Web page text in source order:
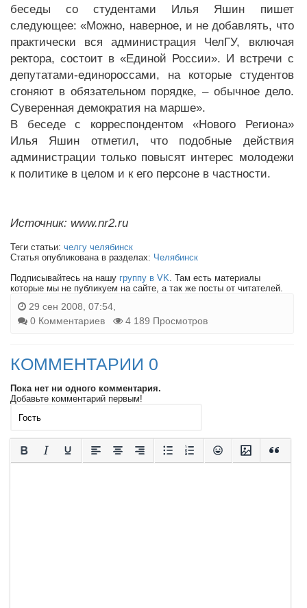
беседы со студентами Илья Яшин пишет
следующее: «Можно, наверное, и не добавлять, что
практически вся администрация ЧелГУ, включая
ректора, состоит в «Единой России». И встречи с
депутатами-единороссами, на которые студентов
сгоняют в обязательном порядке, – обычное дело.
Суверенная демократия на марше».
В беседе с корреспондентом «Нового Региона»
Илья Яшин отметил, что подобные действия
администрации только повысят интерес молодежи
к политике в целом и к его персоне в частности.
Источник: www.nr2.ru
Теги статьи: челгу челябинск
Статья опубликована в разделах: Челябинск
Подписывайтесь на нашу группу в VK. Там есть материалы
которые мы не публикуем на сайте, а так же посты от читателей.
29 сен 2008, 07:54,
0 Комментариев
4 189 Просмотров
КОММЕНТАРИИ 0
Пока нет ни одного комментария.
Добавьте комментарий первым!